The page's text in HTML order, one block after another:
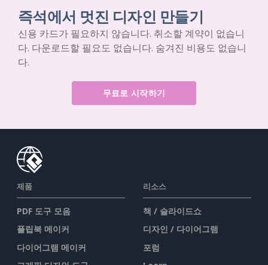
즉석에서 멋진 디자인 만들기
신용 카드가 필요하지 않습니다. 취소할 계약이 없습니
다. 다운로드할 필요도 없습니다. 숨겨진 비용도 없습니
다.
무료로 시작하기
제품
PDF 도구 모음
플립북 메이커
다이어그램 메이커
리소스
책 / 슬라이드쇼
디자인 / 다이어그램
포럼